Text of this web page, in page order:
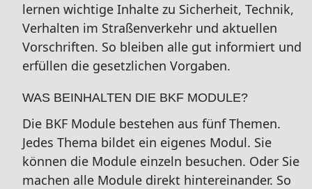
lernen wichtige Inhalte zu Sicherheit, Technik,
Verhalten im Straßenverkehr und aktuellen
Vorschriften. So bleiben alle gut informiert und
erfüllen die gesetzlichen Vorgaben.
WAS BEINHALTEN DIE BKF MODULE?
Die BKF Module bestehen aus fünf Themen.
Jedes Thema bildet ein eigenes Modul. Sie
können die Module einzeln besuchen. Oder Sie
machen alle Module direkt hintereinander. So